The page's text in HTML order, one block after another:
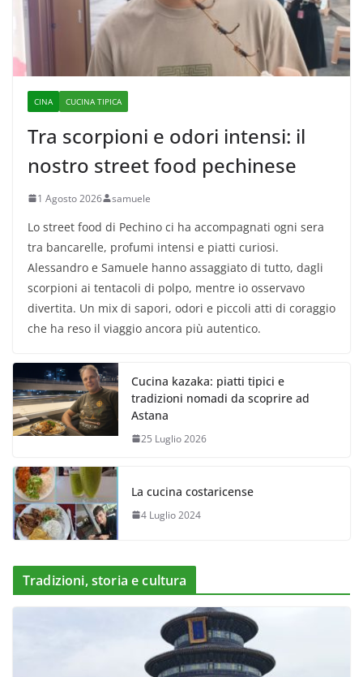
CINA CUCINA TIPICA
Tra scorpioni e odori intensi: il
nostro street food pechinese
1 Agosto 2026 samuele
Lo street food di Pechino ci ha accompagnati ogni sera
tra bancarelle, profumi intensi e piatti curiosi.
Alessandro e Samuele hanno assaggiato di tutto, dagli
scorpioni ai tentacoli di polpo, mentre io osservavo
divertita. Un mix di sapori, odori e piccoli atti di coraggio
che ha reso il viaggio ancora più autentico.
Cucina kazaka: piatti tipici e
tradizioni nomadi da scoprire ad
Astana
25 Luglio 2026
La cucina costaricense
4 Luglio 2024
Tradizioni, storia e cultura